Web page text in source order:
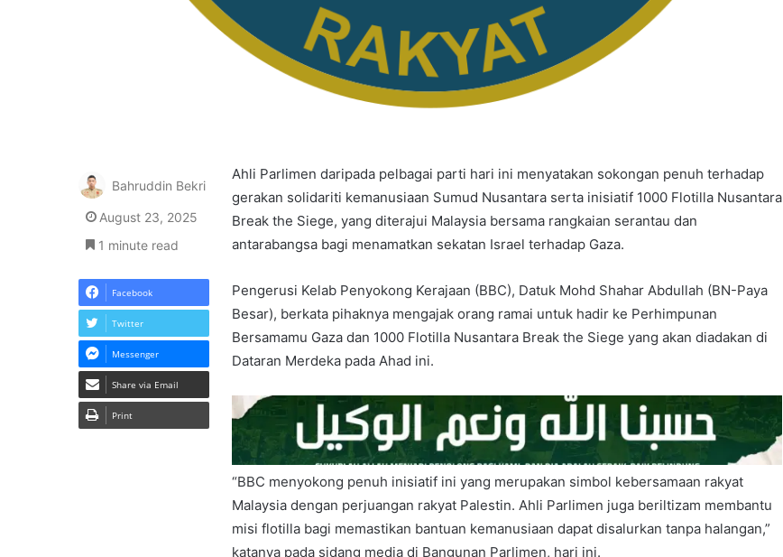
Ahli Parlimen daripada pelbagai parti hari ini menyatakan sokongan penuh terhadap
gerakan solidariti kemanusiaan Sumud Nusantara serta inisiatif 1000 Flotilla Nusantara
Break the Siege, yang diterajui Malaysia bersama rangkaian serantau dan
antarabangsa bagi menamatkan sekatan Israel terhadap Gaza.
Pengerusi Kelab Penyokong Kerajaan (BBC), Datuk Mohd Shahar Abdullah (BN-Paya
Besar), berkata pihaknya mengajak orang ramai untuk hadir ke Perhimpunan
Bersamamu Gaza dan 1000 Flotilla Nusantara Break the Siege yang akan diadakan di
Dataran Merdeka pada Ahad ini.
“BBC menyokong penuh inisiatif ini yang merupakan simbol kebersamaan rakyat
Malaysia dengan perjuangan rakyat Palestin. Ahli Parlimen juga beriltizam membantu
misi flotilla bagi memastikan bantuan kemanusiaan dapat disalurkan tanpa halangan,”
katanya pada sidang media di Bangunan Parlimen, hari ini.
Bahruddin Bekri
August 23, 2025
1 minute read
Facebook
Twitter
Messenger
Share via Email
Print